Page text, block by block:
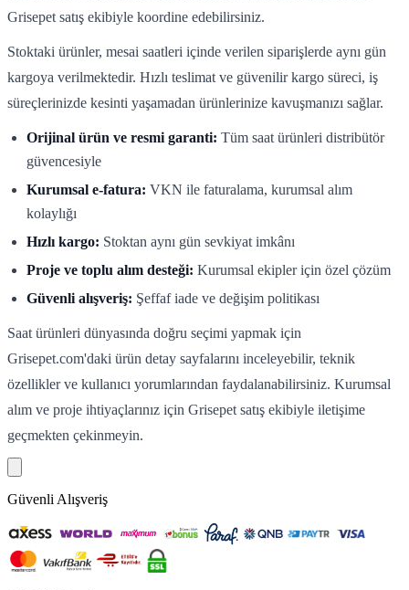
Grisepet satış ekibiyle koordine edebilirsiniz.
Stoktaki ürünler, mesai saatleri içinde verilen siparişlerde aynı gün
kargoya verilmektedir. Hızlı teslimat ve güvenilir kargo süreci, iş
süreçlerinizde kesinti yaşamadan ürünlerinize kavuşmanızı sağlar.
Orijinal ürün ve resmi garanti: Tüm saat ürünleri distribütör
güvencesiyle
Kurumsal e-fatura: VKN ile faturalama, kurumsal alım
kolaylığı
Hızlı kargo: Stoktan aynı gün sevkiyat imkânı
Proje ve toplu alım desteği: Kurumsal ekipler için özel çözüm
Güvenli alışveriş: Şeffaf iade ve değişim politikası
Saat ürünleri dünyasında doğru seçimi yapmak için
Grisepet.com'daki ürün detay sayfalarını inceleyebilir, teknik
özellikler ve kullanıcı yorumlarından faydalanabilirsiniz. Kurumsal
alım ve proje ihtiyaçlarınız için Grisepet satış ekibiyle iletişime
geçmekten çekinmeyin.
Güvenli Alışveriş